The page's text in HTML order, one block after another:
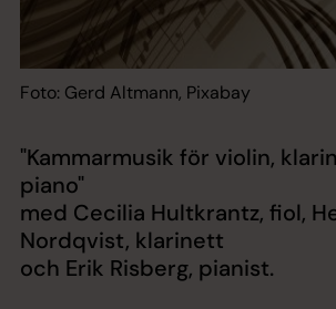
Foto: Gerd Altmann, Pixabay
"Kammarmusik för violin,
piano"
med Cecilia Hultkrantz, fiol,
Nordqvist, klarinett
och Erik Risberg, pianist.